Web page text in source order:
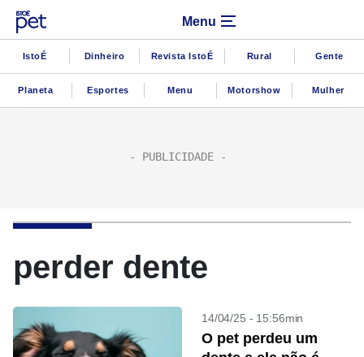
Menu
IstoÉ Dinheiro Revista IstoÉ Rural Gente
Planeta Esportes Menu Motorshow Mulher
perder dente
14/04/25 - 15:56min
O pet perdeu um